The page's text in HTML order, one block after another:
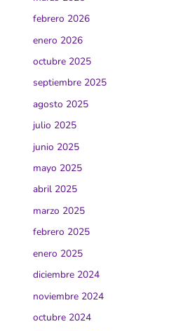
febrero 2026
enero 2026
octubre 2025
septiembre 2025
agosto 2025
julio 2025
junio 2025
mayo 2025
abril 2025
marzo 2025
febrero 2025
enero 2025
diciembre 2024
noviembre 2024
octubre 2024